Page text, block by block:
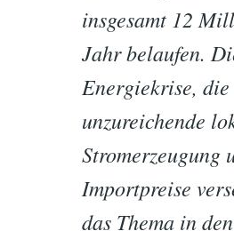
insgesamt 12
Jahr belaufen.
Energiekrise,
unzureichende
Stromerzeugung
Importpreise
das Thema in